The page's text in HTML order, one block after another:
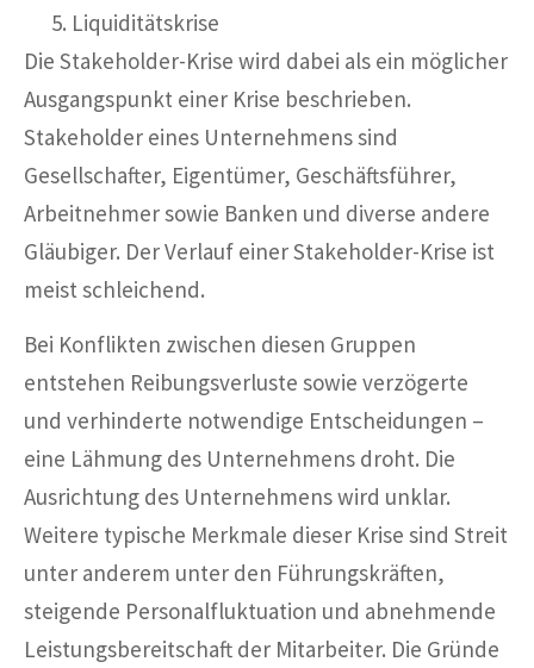
Liquiditätskrise
Die Stakeholder-Krise wird dabei als ein möglicher
Ausgangspunkt einer Krise beschrieben.
Stakeholder eines Unternehmens sind
Gesellschafter, Eigentümer, Geschäftsführer,
Arbeitnehmer sowie Banken und diverse andere
Gläubiger. Der Verlauf einer Stakeholder-Krise ist
meist schleichend.
Bei Konflikten zwischen diesen Gruppen
entstehen Reibungsverluste sowie verzögerte
und verhinderte notwendige Entscheidungen –
eine Lähmung des Unternehmens droht. Die
Ausrichtung des Unternehmens wird unklar.
Weitere typische Merkmale dieser Krise sind Streit
unter anderem unter den Führungskräften,
steigende Personalfluktuation und abnehmende
Leistungsbereitschaft der Mitarbeiter. Die Gründe